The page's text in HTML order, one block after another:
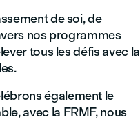
de soi, de
nos programmes
tous les défis avec la
également le
avec la FRMF, nous